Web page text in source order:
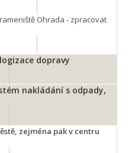
Ohrada - zpracovat
dopravy
nakládání s odpady,
zejména pak v centru